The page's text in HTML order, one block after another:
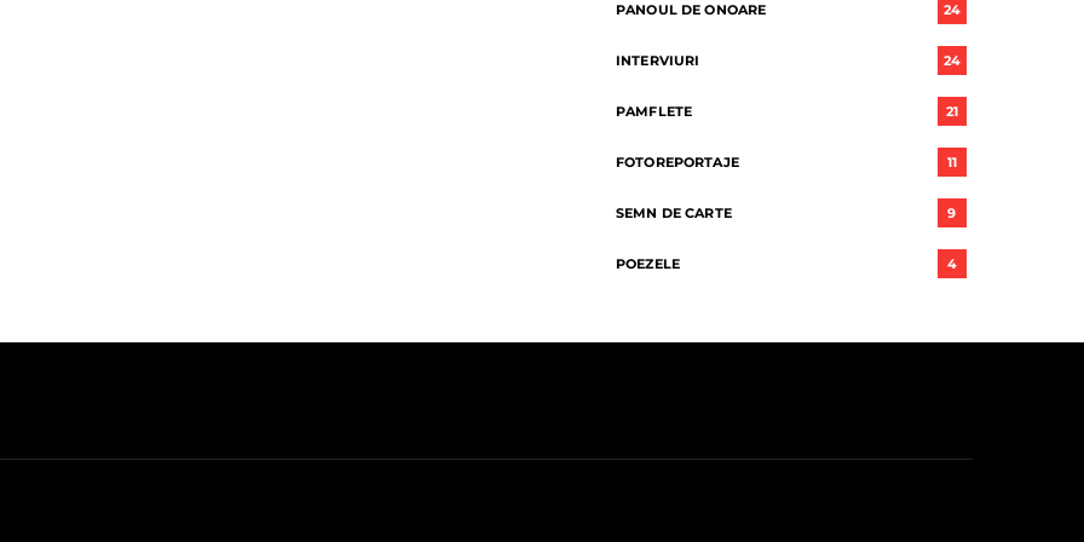
PANOUL DE ONOARE 24
INTERVIURI 24
PAMFLETE 21
FOTOREPORTAJE 11
SEMN DE CARTE 9
POEZELE 4